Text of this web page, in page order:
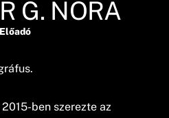
G. NÓRA
Előadó
ben szerezte az